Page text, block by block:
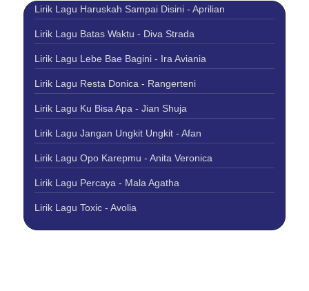
Lirik Lagu Haruskah Sampai Disini - Aprilian
Lirik Lagu Batas Waktu - Diva Strada
Lirik Lagu Lebe Bae Bagini - Ira Aviania
Lirik Lagu Resta Donica - Rangerteni
Lirik Lagu Ku Bisa Apa - Jian Shuja
Lirik Lagu Jangan Ungkit Ungkit - Afan
Lirik Lagu Opo Karepmu - Anita Veronica
Lirik Lagu Percaya - Mala Agatha
Lirik Lagu Toxic - Avolia